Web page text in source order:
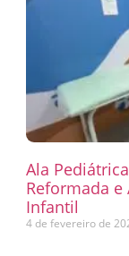
Ala
Reformada
Infantil
4 de fevereiro de